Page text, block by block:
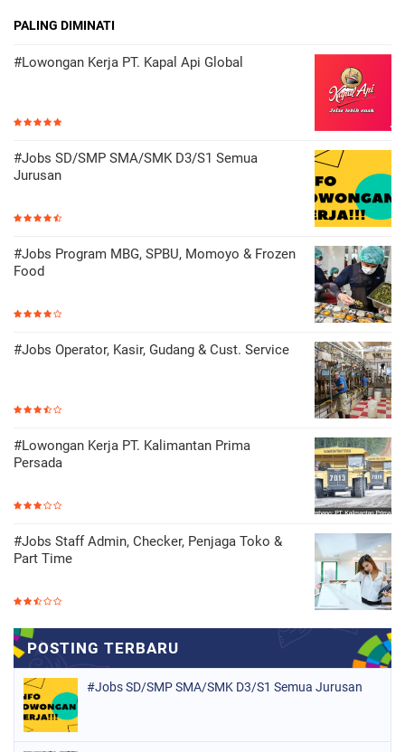
PALING DIMINATI
#Lowongan Kerja PT. Kapal Api Global
#Jobs SD/SMP SMA/SMK D3/S1 Semua
Jurusan
#Jobs Program MBG, SPBU, Momoyo & Frozen
Food
#Jobs Operator, Kasir, Gudang & Cust. Service
#Lowongan Kerja PT. Kalimantan Prima
Persada
#Jobs Staff Admin, Checker, Penjaga Toko &
Part Time
#Jobs SD/SMP SMA/SMK D3/S1 Semua Jurusan